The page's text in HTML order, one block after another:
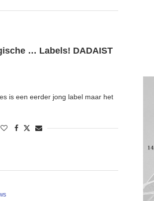
… Labels! DADAIST
is een eerder jong label maar het